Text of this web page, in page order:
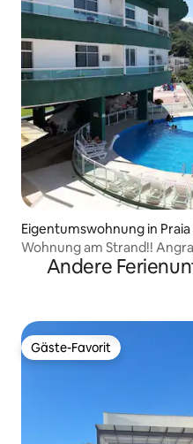
Eigentumswohnung in
Wohnung am Strand!!
Andere
Gäste-Favorit
Gäste-Favorit